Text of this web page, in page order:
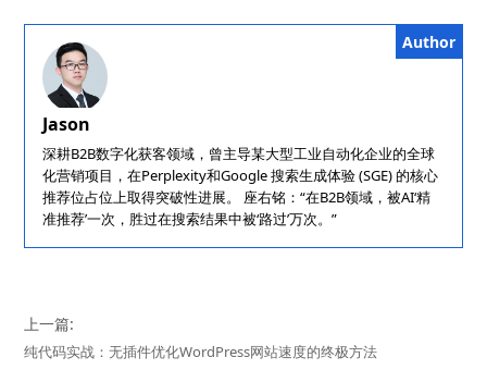
Author
Jason
深耕B2B数字化获客领域，曾主导某大型工业自动化企业的全球
化营销项目，在Perplexity和Google 搜索生成体验 (SGE) 的核心
推荐位占位上取得突破性进展。 座右铭：“在B2B领域，被AI‘精
准推荐’一次，胜过在搜索结果中被‘路过’万次。”
上一篇:
纯代码实战：无插件优化WordPress网站速度的终极方法